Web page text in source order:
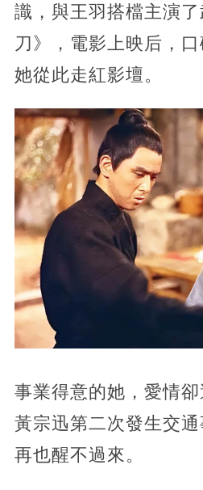
識，與王羽搭檔主演
刀》，電影上映后，口
她從此走紅影壇。
事業得意的她，愛情卻
黃宗迅第二次發生交
再也醒不過來。